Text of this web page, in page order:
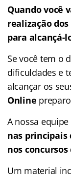
Quando você
realização
para alcançá-
Se você tem o
dificuldades e
alcançar os
Online
A nossa
nas principais
nos
Um material